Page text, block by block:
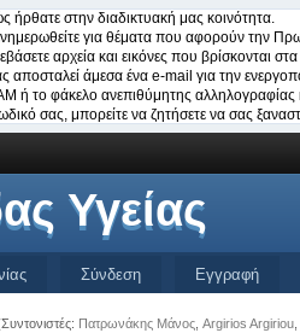
ήρθατε στην διαδικτυακή μας κοινότητα.
για θέματα που αφορούν την
αρχεία και εικόνες που βρίσκονται
αποσταλεί άμεσα ένα e-mail για την
ή το φάκελο ανεπιθύμητης
σας, μπορείτε να ζητήσετε να σας
Υγείας
Σύνδεση Εγγραφή
Πατρωνάκης Μάνος, Argirios Argiriou,